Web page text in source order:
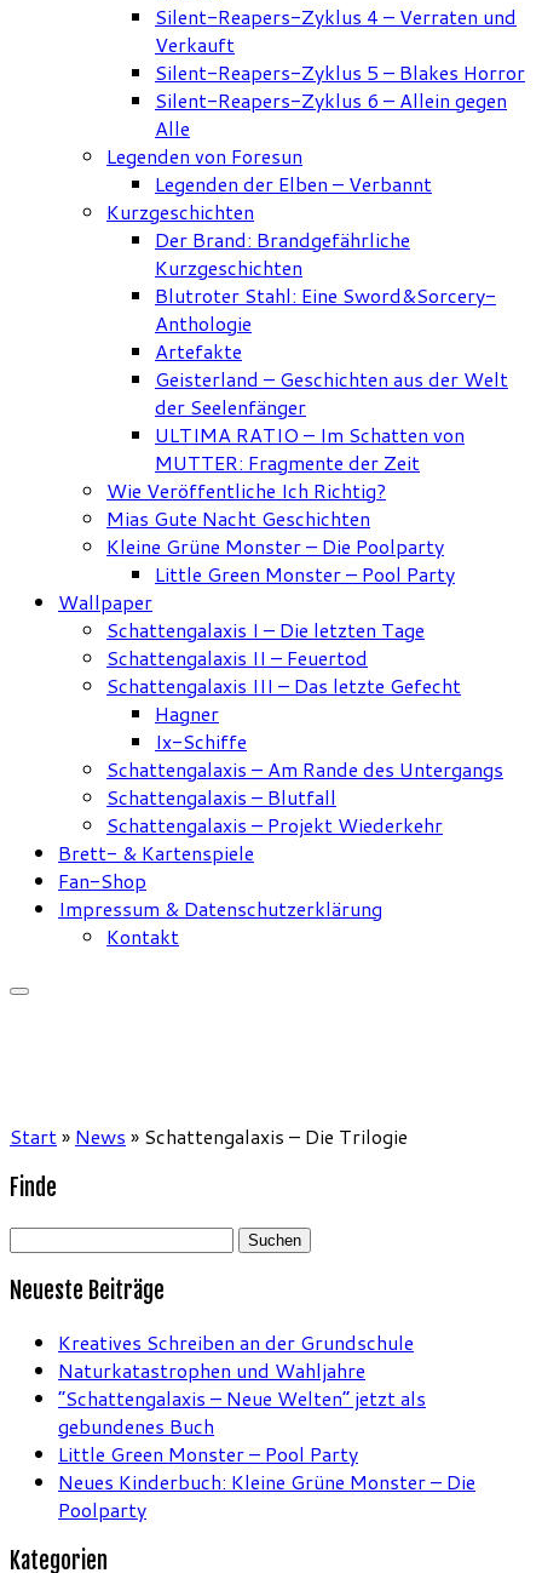
Silent-Reapers-Zyklus 4 – Verraten und
Verkauft
Silent-Reapers-Zyklus 5 – Blakes Horror
Silent-Reapers-Zyklus 6 – Allein gegen
Alle
Legenden von Foresun
Legenden der Elben – Verbannt
Kurzgeschichten
Der Brand: Brandgefährliche
Kurzgeschichten
Blutroter Stahl: Eine Sword&Sorcery-
Anthologie
Artefakte
Geisterland – Geschichten aus der Welt
der Seelenfänger
ULTIMA RATIO – Im Schatten von
MUTTER: Fragmente der Zeit
Wie Veröffentliche Ich Richtig?
Mias Gute Nacht Geschichten
Kleine Grüne Monster – Die Poolparty
Little Green Monster – Pool Party
Wallpaper
Schattengalaxis I – Die letzten Tage
Schattengalaxis II – Feuertod
Schattengalaxis III – Das letzte Gefecht
Hagner
Ix-Schiffe
Schattengalaxis – Am Rande des Untergangs
Schattengalaxis – Blutfall
Schattengalaxis – Projekt Wiederkehr
Brett- & Kartenspiele
Fan-Shop
Impressum & Datenschutzerklärung
Kontakt
Start» News » Schattengalaxis – Die Trilogie
Finde
Suchen
Neueste Beiträge
Kreatives Schreiben an der Grundschule
Naturkatastrophen und Wahljahre
“Schattengalaxis – Neue Welten” jetzt als
gebundenes Buch
Little Green Monster – Pool Party
Neues Kinderbuch: Kleine Grüne Monster – Die
Poolparty
Kategorien